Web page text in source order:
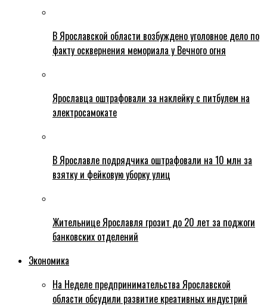
В Ярославской области возбуждено уголовное дело по
факту осквернения мемориала у Вечного огня
Ярославца оштрафовали за наклейку с питбулем на
электросамокате
В Ярославле подрядчика оштрафовали на 10 млн за
взятку и фейковую уборку улиц
Жительнице Ярославля грозит до 20 лет за поджоги
банковских отделений
Экономика
На Неделе предпринимательства Ярославской
области обсудили развитие креативных индустрий